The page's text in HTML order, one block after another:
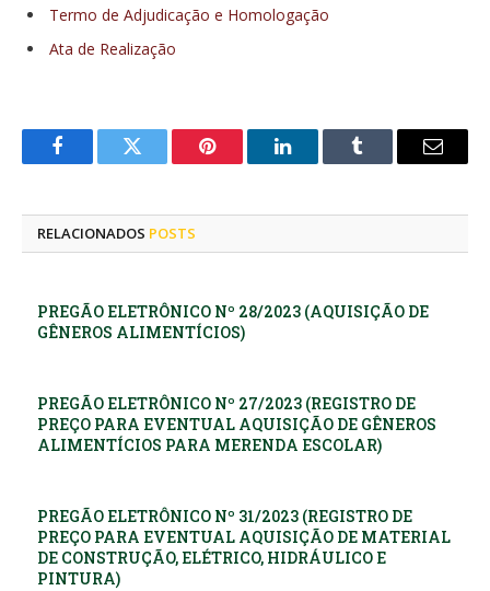
Termo de Adjudicação e Homologação
Ata de Realização
FacebookTwitter Pinterest LinkedInTumblr
E-
RELACIONADOS POSTS
PREGÃO ELETRÔNICO Nº 28/2023 (AQUISIÇÃO DE
GÊNEROS ALIMENTÍCIOS)
PREGÃO ELETRÔNICO Nº 27/2023 (REGISTRO DE
PREÇO PARA EVENTUAL AQUISIÇÃO DE GÊNEROS
ALIMENTÍCIOS PARA MERENDA ESCOLAR)
PREGÃO ELETRÔNICO Nº 31/2023 (REGISTRO DE
PREÇO PARA EVENTUAL AQUISIÇÃO DE MATERIAL
DE CONSTRUÇÃO, ELÉTRICO, HIDRÁULICO E
PINTURA)